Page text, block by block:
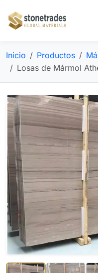
Inicio Productos
Losas de Mármol